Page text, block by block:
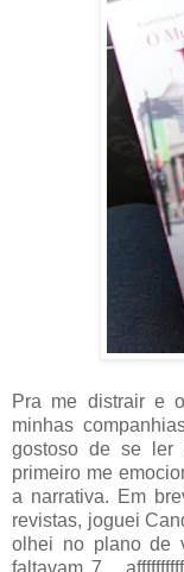
Pra me distrair e
minhas
gostoso de se ler
primeiro me
a narrativa. Em
revistas, joguei
olhei no plano de
faltavam 7...